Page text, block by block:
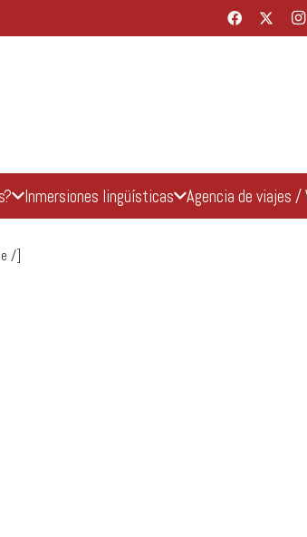
Inmersiones lingüísticas Agencia de viajes
/]